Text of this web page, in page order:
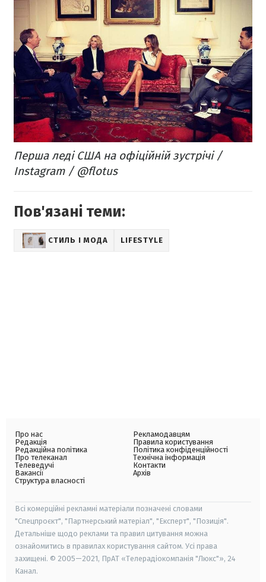
Перша леді США на офіційній зустрічі /
Instagram / @flotus
Пов'язані теми:
СТИЛЬ І МОДА LIFESTYLE
Про нас
Редакція
Редакційна політика
Про телеканал
Телеведучі
Вакансії
Структура власності
Рекламодавцям
Правила користування
Політика конфіденційності
Технічна інформація
Контакти
Архів
Всі комерційні рекламні матеріали позначені словами
"Спецпроєкт", "Партнерський матеріал", "Експерт", "Позиція".
Детальніше щодо реклами та правил цитування можна
ознайомитись в правилах користування сайтом. Усі права
захищені. © 2005—2021, ПрАТ «Телерадіокомпанія "Люкс"», 24
Канал.